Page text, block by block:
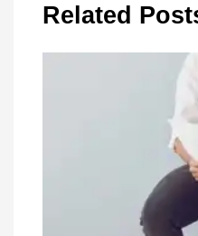
Related